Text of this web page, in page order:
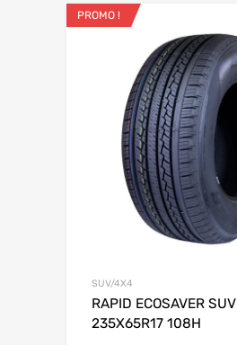
PROMO !
SUV/4X4
RAPID ECOSAVER SUV
235X65R17 108H